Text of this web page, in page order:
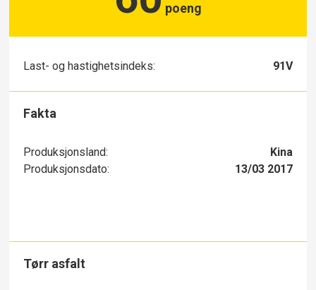
poeng
Last- og hastighetsindeks: 91V
Fakta
Produksjonsland:
Kina
Produksjonsdato:
13/03 2017
Tørr asfalt